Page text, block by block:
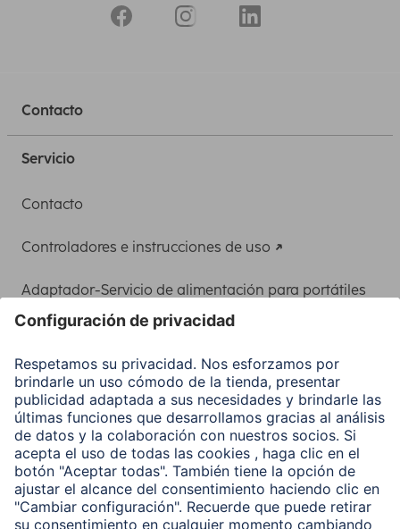
Contacto
Servicio
Contacto
Controladores e instrucciones de uso
Adaptador-Servicio de alimentación para portátiles
Clientes online
Conviértete en distribuidor
Compañía
Historia de la empresa